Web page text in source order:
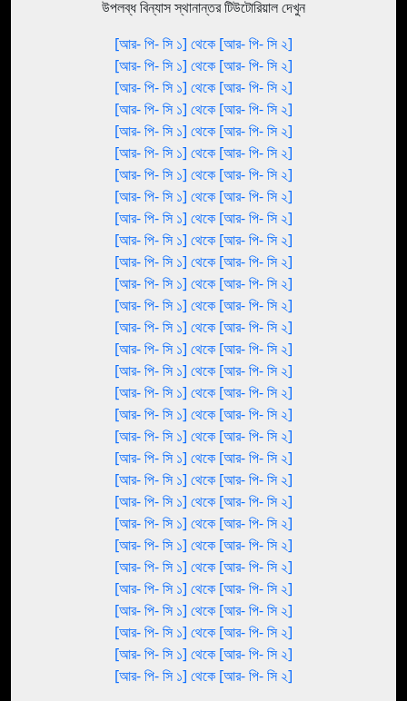
উপলব্ধ বিন্যাস স্থানান্তর টিউটোরিয়াল দেখুন
[আর- পি- সি ১] থেকে [আর- পি- সি ২]
[আর- পি- সি ১] থেকে [আর- পি- সি ২]
[আর- পি- সি ১] থেকে [আর- পি- সি ২]
[আর- পি- সি ১] থেকে [আর- পি- সি ২]
[আর- পি- সি ১] থেকে [আর- পি- সি ২]
[আর- পি- সি ১] থেকে [আর- পি- সি ২]
[আর- পি- সি ১] থেকে [আর- পি- সি ২]
[আর- পি- সি ১] থেকে [আর- পি- সি ২]
[আর- পি- সি ১] থেকে [আর- পি- সি ২]
[আর- পি- সি ১] থেকে [আর- পি- সি ২]
[আর- পি- সি ১] থেকে [আর- পি- সি ২]
[আর- পি- সি ১] থেকে [আর- পি- সি ২]
[আর- পি- সি ১] থেকে [আর- পি- সি ২]
[আর- পি- সি ১] থেকে [আর- পি- সি ২]
[আর- পি- সি ১] থেকে [আর- পি- সি ২]
[আর- পি- সি ১] থেকে [আর- পি- সি ২]
[আর- পি- সি ১] থেকে [আর- পি- সি ২]
[আর- পি- সি ১] থেকে [আর- পি- সি ২]
[আর- পি- সি ১] থেকে [আর- পি- সি ২]
[আর- পি- সি ১] থেকে [আর- পি- সি ২]
[আর- পি- সি ১] থেকে [আর- পি- সি ২]
[আর- পি- সি ১] থেকে [আর- পি- সি ২]
[আর- পি- সি ১] থেকে [আর- পি- সি ২]
[আর- পি- সি ১] থেকে [আর- পি- সি ২]
[আর- পি- সি ১] থেকে [আর- পি- সি ২]
[আর- পি- সি ১] থেকে [আর- পি- সি ২]
[আর- পি- সি ১] থেকে [আর- পি- সি ২]
[আর- পি- সি ১] থেকে [আর- পি- সি ২]
[আর- পি- সি ১] থেকে [আর- পি- সি ২]
[আর- পি- সি ১] থেকে [আর- পি- সি ২]